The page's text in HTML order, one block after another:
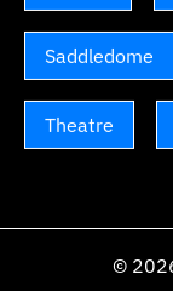
Saddledome
Theatre
©